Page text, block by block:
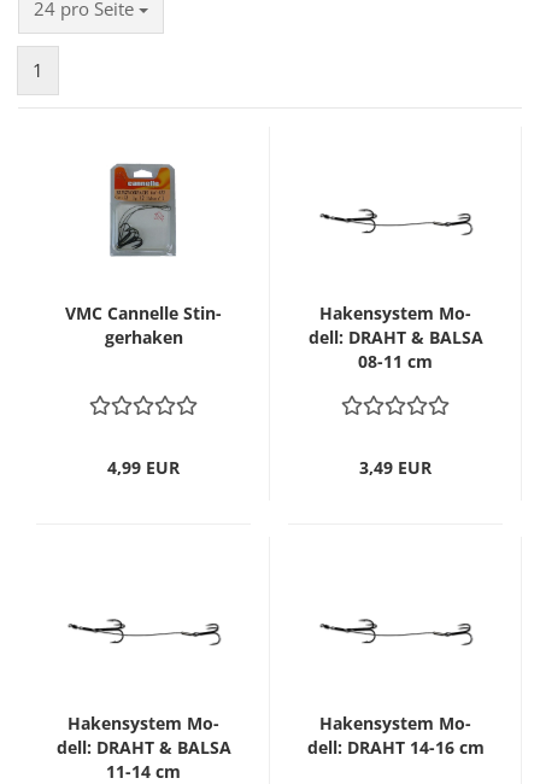
24 pro Seite
pro Seite
1
VMC Can­nel­le Stin­
ger­ha­ken
4,99 EUR
Ha­ken­sys­tem Mo­
dell: DRAHT & BALSA
08-11 cm
3,49 EUR
Ha­ken­sys­tem Mo­
dell: DRAHT & BALSA
11-14 cm
Ha­ken­sys­tem Mo­
dell: DRAHT 14-16 cm